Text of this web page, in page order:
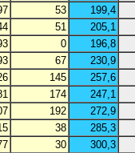
53
199,4
51
205,1
0
196,8
67
230,9
145
257,6
174
247,1
192
272,9
38
285,3
30
300,3